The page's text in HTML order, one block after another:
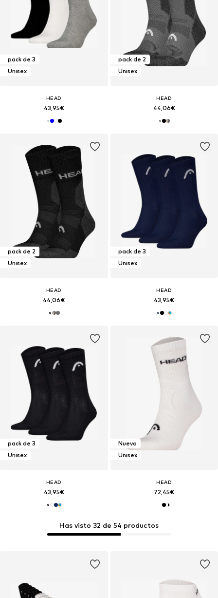
pack de 3
Unisex
HEAD
43,95€
pack de 2
Unisex
HEAD
44,06€
Has visto 32 de 54 productos
pack de 2
Unisex
HEAD
44,06€
pack de 3
Unisex
HEAD
43,95€
pack de 3
Unisex
HEAD
43,95€
Nuevo
Unisex
HEAD
72,45€